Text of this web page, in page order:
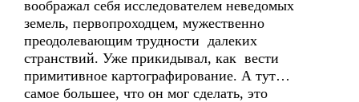
воображал себя исследователем неведомых
земель, первопроходцем, мужественно
преодолевающим трудности далеких
странствий. Уже прикидывал, как вести
примитивное картографирование. А тут…
самое большее, что он мог сделать, это